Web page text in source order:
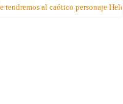
al caótico personaje